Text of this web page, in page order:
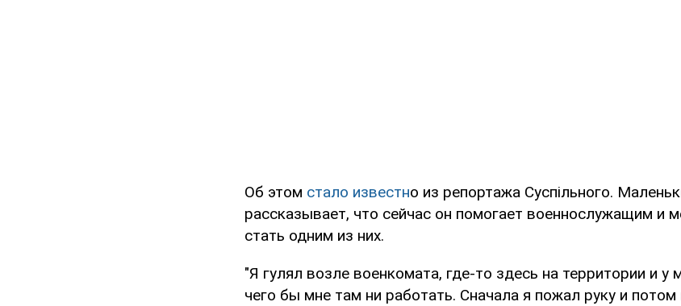
Об этом стало известно из репортажа Суспільного.
рассказывает, что сейчас он помогает военнослужащим и
стать одним из них.
"Я гулял возле военкомата, где-то здесь на территории и
чего бы мне там ни работать. Сначала я пожал руку и потом